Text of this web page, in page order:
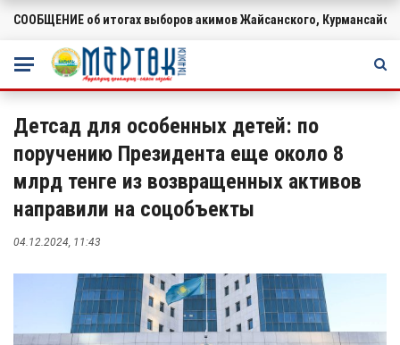
ВАЖНОЕ
СООБЩЕНИЕ об итогах выборов акимов Жайсанского,
Детсад для особенных детей: по
поручению Президента еще около 8
млрд тенге из возвращенных активов
направили на соцобъекты
04.12.2024, 11:43